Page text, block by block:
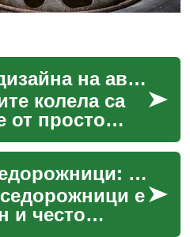
Иновации в дизайна на автомобилните колела
колела са
от просто
които
превозното
движи...
Сделки за вседорожници: избор на оферта за автомобил
е
и често